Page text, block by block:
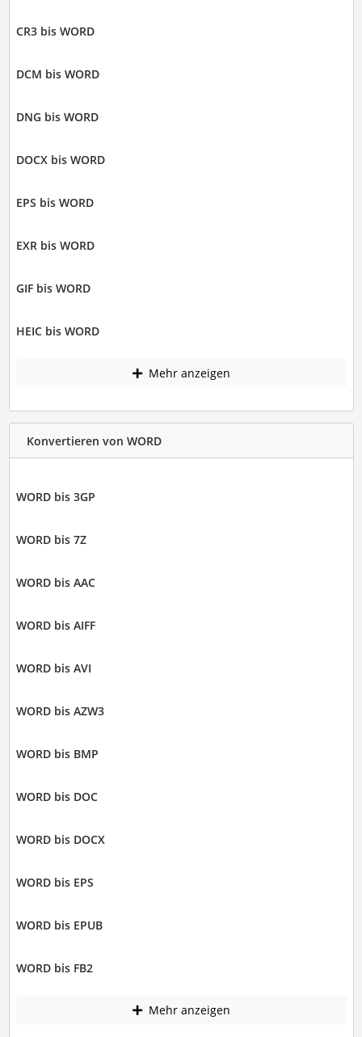
CR3 bis WORD
DCM bis WORD
DNG bis WORD
DOCX bis WORD
EPS bis WORD
EXR bis WORD
GIF bis WORD
HEIC bis WORD
Mehr anzeigen
Konvertieren von WORD
WORD bis 3GP
WORD bis 7Z
WORD bis AAC
WORD bis AIFF
WORD bis AVI
WORD bis AZW3
WORD bis BMP
WORD bis DOC
WORD bis DOCX
WORD bis EPS
WORD bis EPUB
WORD bis FB2
Mehr anzeigen